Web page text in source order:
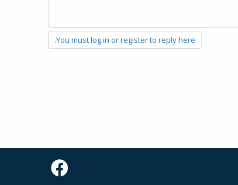
You must log in or register to reply here.